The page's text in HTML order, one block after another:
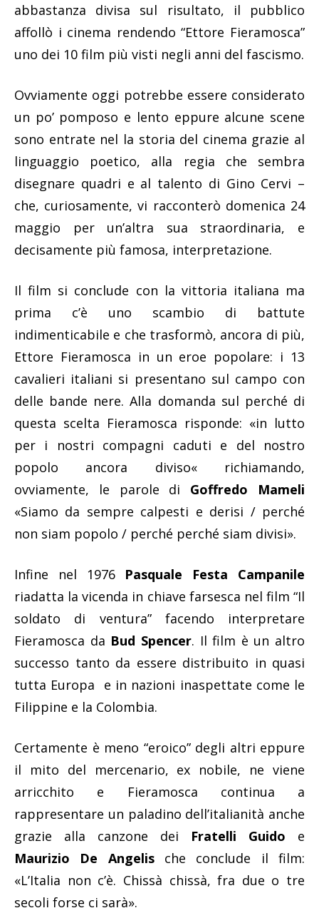
abbastanza divisa sul risultato, il pubblico
affollò i cinema rendendo “Ettore Fieramosca”
uno dei 10 film più visti negli anni del fascismo.
Ovviamente oggi potrebbe essere considerato
un po’ pomposo e lento eppure alcune scene
sono entrate nel la storia del cinema grazie al
linguaggio poetico, alla regia che sembra
disegnare quadri e al talento di Gino Cervi –
che, curiosamente, vi racconterò domenica 24
maggio per un’altra sua straordinaria, e
decisamente più famosa, interpretazione.
Il film si conclude con la vittoria italiana ma
prima c’è uno scambio di battute
indimenticabile e che trasformò, ancora di più,
Ettore Fieramosca in un eroe popolare: i 13
cavalieri italiani si presentano sul campo con
delle bande nere. Alla domanda sul perché di
questa scelta Fieramosca risponde: «in lutto
per i nostri compagni caduti e del nostro
popolo ancora diviso« richiamando,
ovviamente, le parole di Goffredo Mameli
«Siamo da sempre calpesti e derisi / perché
non siam popolo / perché perché siam divisi».
Infine nel 1976Pasquale Festa Campanile
riadatta la vicenda in chiave farsesca nel film “Il
soldato di ventura” facendo interpretare
Fieramosca da Bud Spencer. Il film è un altro
successo tanto da essere distribuito in quasi
tutta Europa e in nazioni inaspettate come le
Filippine e la Colombia.
Certamente è meno “eroico” degli altri eppure
il mito del mercenario, ex nobile, ne viene
arricchito e Fieramosca continua a
rappresentare un paladino dell’italianità anche
grazie alla canzone dei Fratelli Guido e
Maurizio De Angelische conclude il film:
«L’Italia non c’è. Chissà chissà, fra due o tre
secoli forse ci sarà».